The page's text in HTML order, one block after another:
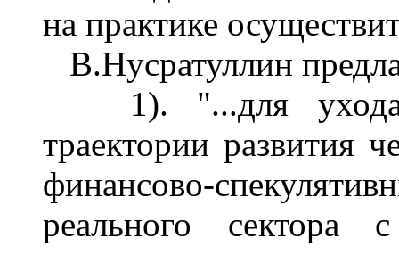
на практике
В.Нусратуллин
1). "...для ухода
траектории развития
финансово-
реального